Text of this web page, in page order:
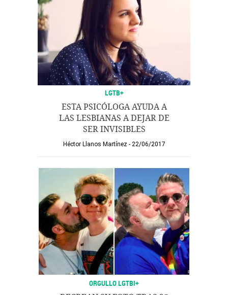
LGTB+
ESTA PSICÓLOGA AYUDA A
LAS LESBIANAS A DEJAR DE
SER INVISIBLES
Héctor Llanos Martínez 22/06/2017
ORGULLO LGTBI+